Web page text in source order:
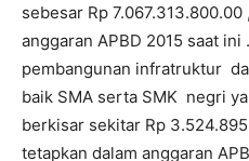
sebesar Rp
anggaran APBD 2015 saat ini
pembangunan infratruktur
baik SMA serta SMK negri
berkisar sekitar Rp
tetapkan dalam anggaran